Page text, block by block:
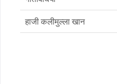
हाजी कलीमुल्ला खान